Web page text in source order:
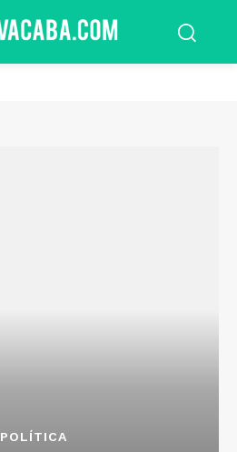
POLÍTICA